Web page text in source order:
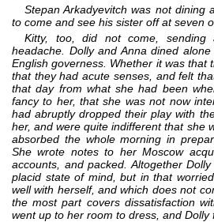
Stepan Arkadyevitch was not dining
to come and see his sister off at seven
Kitty, too, did not come,
headache. Dolly and Anna dined
English governess. Whether it was that
that they had acute senses, and felt
that day from what she had been
fancy to her, that she was not now
had abruptly dropped their play with
her, and were quite indifferent that she
absorbed the whole morning in
She wrote notes to her Moscow
accounts, and packed. Altogether
placid state of mind, but in that
well with herself, and which does not
the most part covers dissatisfaction
went up to her room to dress, and Dolly